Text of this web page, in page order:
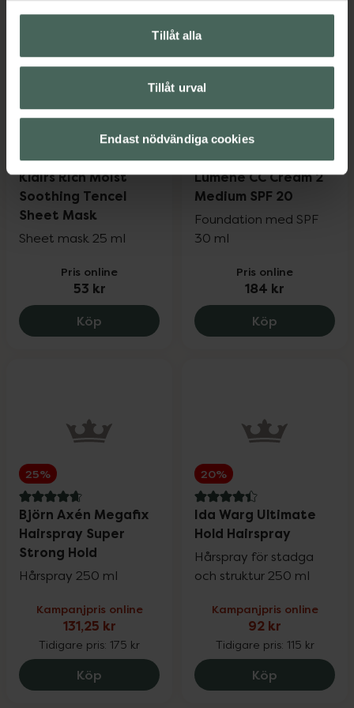
Tillåt alla
Tillåt urval
Endast nödvändiga cookies
Klairs Rich Moist
Soothing Tencel
Sheet Mask
Sheet mask 25 ml
Pris online
53 kr
Köp Klairs Rich Moist Soothing Tencel
Lumene CC Cream 2
Medium SPF 20
Foundation med SPF
30 ml
Pris online
184 kr
Köp Lumene
25%
4.8 av 5 i omdöme
Björn Axén Megafix
Hairspray Super
Strong Hold
Hårspray 250 ml
Kampanjpris online
131,25 kr
Tidigare pris: 175 kr
Köp Björn Axén Megafix Hairspray Super
20%
4.4 av 5 i omdöme
Ida Warg Ultimate
Hold Hairspray
Hårspray för stadga
och struktur 250 ml
Kampanjpris online
92 kr
Tidigare pris: 115 kr
Köp Ida Warg